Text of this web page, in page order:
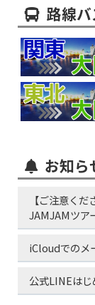
■9月21日出発
定】西船橋発
信玄餅詰め放
しました。
■9月05日,09日
【早割り・9/5
カット狩り」
の昼食と＆絶
井アウトレット
■8月08日,22日
涼！長瀞ライ
まであと少し!
路線
お知ら
【ご注意く
JAMJAMツア
iCloudでのメ
公式LINEはじ